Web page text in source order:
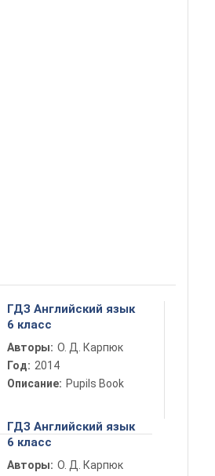
ГДЗ Английский язык
6 класс
Авторы: О. Д. Карпюк
Год: 2014
Описание: Pupils Book
ГДЗ Английский язык
6 класс
Авторы: О. Д. Карпюк